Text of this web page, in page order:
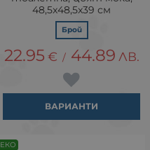
48,5x48,5x39 см
Брой
22.95 € / 44.89 ЛВ.
ВАРИАНТИ
ЕКО